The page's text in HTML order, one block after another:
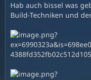
Hab auch bissel was
Build-Techniken und